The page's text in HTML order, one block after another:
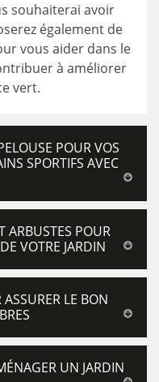
souhaiterai avoir
également de
vous aider dans le
à améliorer
vert.
POUR VOS
SPORTIFS AVEC
ARBUSTES POUR
VOTRE JARDIN
LE BON
UN JARDIN